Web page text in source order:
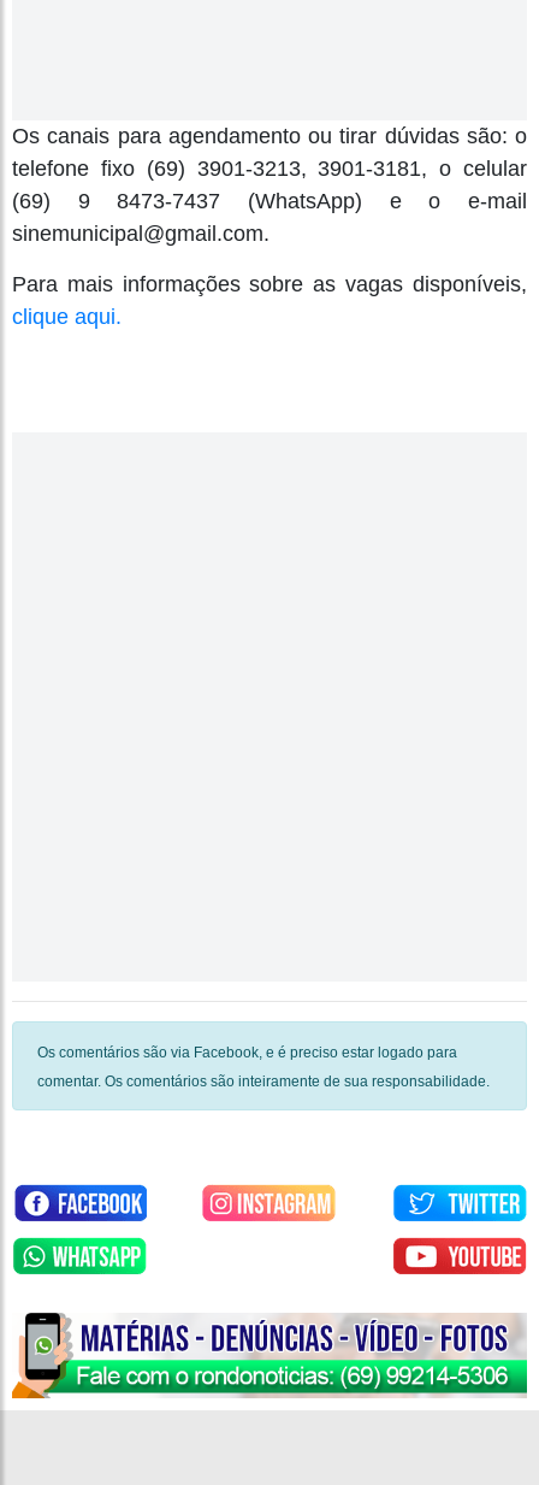
Os canais para agendamento ou tirar dúvidas são: o
telefone fixo (69) 3901-3213, 3901-3181, o celular
(69) 9 8473-7437 (WhatsApp) e o e-mail
sinemunicipal@gmail.com.
Para mais informações sobre as vagas disponíveis,
clique aqui.
Os comentários são via Facebook, e é preciso estar logado para
comentar. Os comentários são inteiramente de sua responsabilidade.